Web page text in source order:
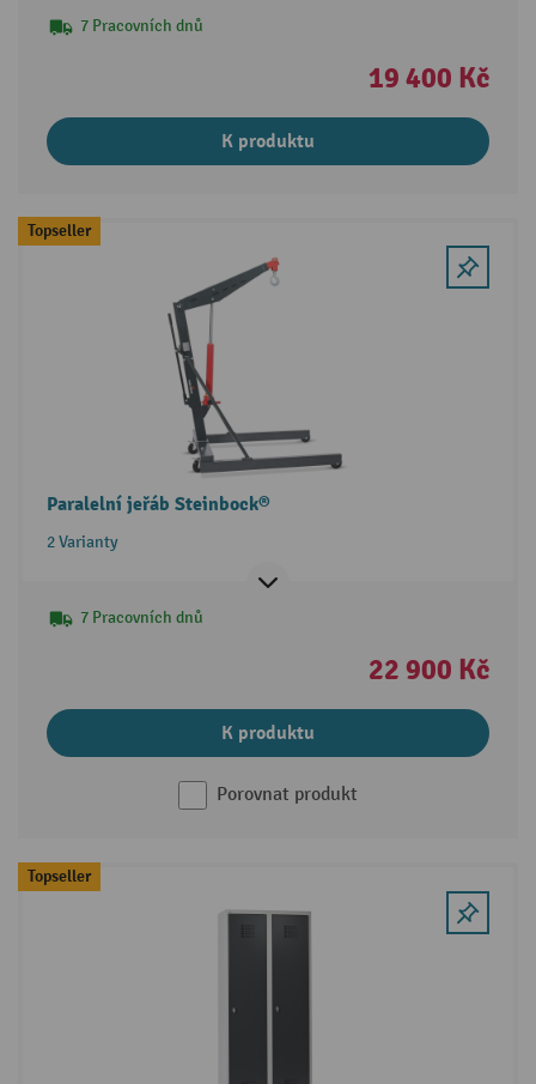
7 Pracovních dnů
19 400 Kč
K produktu
Topseller
Paralelní jeřáb Steinbock®
2 Varianty
7 Pracovních dnů
22 900 Kč
K produktu
Porovnat produkt
Topseller